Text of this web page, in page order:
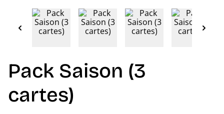
Pack Saison (3
cartes)